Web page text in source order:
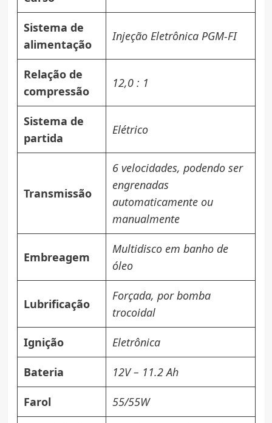
Sistema de
alimentação
Injeção Eletrônica PGM-FI
Relação de
compressão
12,0 : 1
Sistema de
partida
Elétrico
Transmissão
6 velocidades, podendo ser
engrenadas
automaticamente ou
manualmente
Embreagem
Multidisco em banho de
óleo
Lubrificação
Forçada, por bomba
trocoidal
Ignição Eletrônica
Bateria 12V – 11.2 Ah
Farol 55/55W